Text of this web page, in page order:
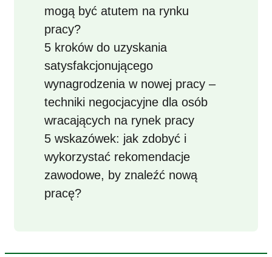
mogą być atutem na rynku
pracy?
5 kroków do uzyskania
satysfakcjonującego
wynagrodzenia w nowej pracy –
techniki negocjacyjne dla osób
wracających na rynek pracy
5 wskazówek: jak zdobyć i
wykorzystać rekomendacje
zawodowe, by znaleźć nową
pracę?